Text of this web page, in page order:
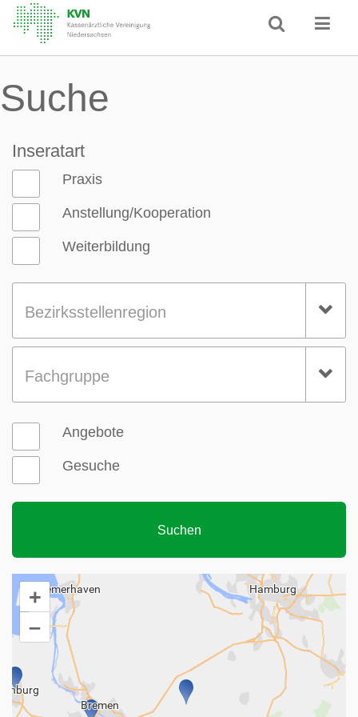
Suche
Inseratart
Praxis
Anstellung/Kooperation
Weiterbildung
Bezirksstellenregion
Fachgruppe
Angebote
Gesuche
+
–